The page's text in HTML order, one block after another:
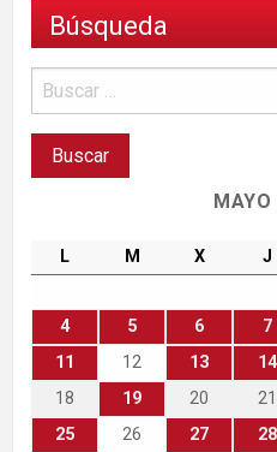
Búsqueda
L M X J
4
5 6 7
11
12 13 14
18
19 20 21
25
26 27 28